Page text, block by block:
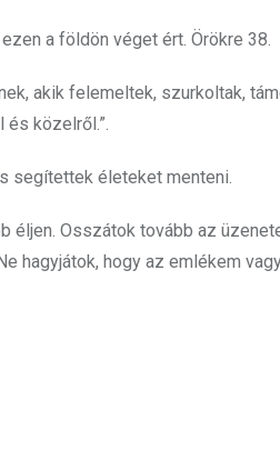
a földön véget ért. Örökre 38.
akik felemeltek, szurkoltak,
közelről.”.
segítettek életeket menteni.
éljen. Osszátok tovább az
hagyjátok, hogy az emlékem